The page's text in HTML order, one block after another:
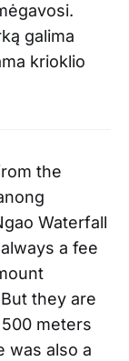
galima
krioklio
the
Waterfall
a fee
they are
meters
was also a